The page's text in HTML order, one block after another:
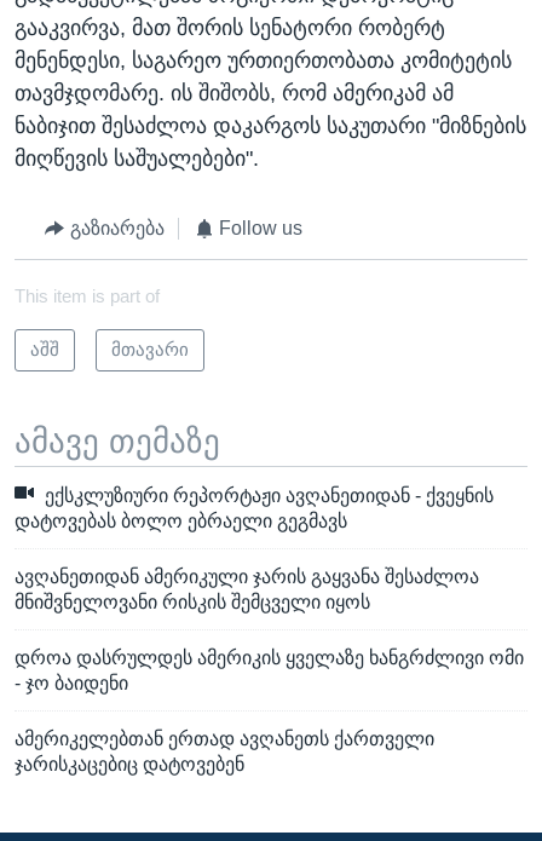
გააკვირვა, მათ შორის სენატორი რობერტ
მენენდესი, საგარეო ურთიერთობათა კომიტეტის
თავმჯდომარე. ის შიშობს, რომ ამერიკამ ამ
ნაბიჯით შესაძლოა დაკარგოს საკუთარი "მიზნების
მიღწევის საშუალებები".
გაზიარება Follow us
This item is part of
აშშ მთავარი
ამავე თემაზე
ექსკლუზიური რეპორტაჟი ავღანეთიდან - ქვეყნის
დატოვებას ბოლო ებრაელი გეგმავს
ავღანეთიდან ამერიკული ჯარის გაყვანა შესაძლოა
მნიშვნელოვანი რისკის შემცველი იყოს
დროა დასრულდეს ამერიკის ყველაზე ხანგრძლივი ომი
- ჯო ბაიდენი
ამერიკელებთან ერთად ავღანეთს ქართველი
ჯარისკაცებიც დატოვებენ